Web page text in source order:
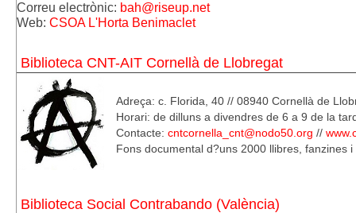
Correu electrònic: bah@riseup.net
Web: CSOA L'Horta Benimaclet
Biblioteca CNT-AIT Cornellà de Llobregat
Adreça: c. Florida, 40 // 08940 Cornellà de
Horari: de dilluns a divendres de 6 a 9 de la
Contacte: cntcornella_cnt@nodo50.org //
Fons documental d?uns 2000 llibres, fanzines i
Biblioteca Social Contrabando (València)